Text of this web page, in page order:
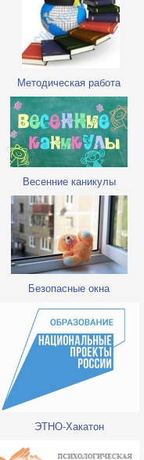
Методическая работа
Весенние каникулы
Безопасные окна
ЭТНО-Хакатон